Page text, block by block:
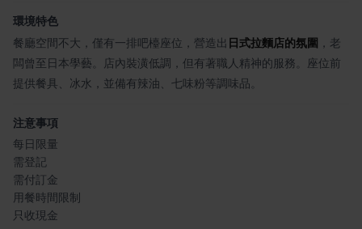
環境特色
餐廳空間不大，僅有一排吧檯座位，營造出 日式拉麵店的氛圍 ，老
闆曾至日本學藝。店內裝潢低調，但有著職人精神的服務。座位前
提供餐具、冰水，並備有辣油、七味粉等調味品。
注意事項
每日限量
需登記
需付訂金
用餐時間限制
只收現金